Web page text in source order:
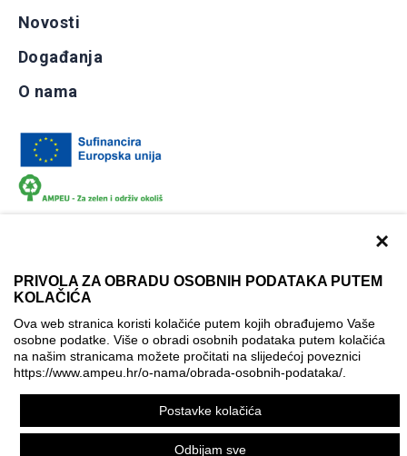
×
PRIVOLA ZA OBRADU OSOBNIH PODATAKA PUTEM
KOLAČIĆA
Ova web stranica koristi kolačiće putem kojih obrađujemo Vaše
osobne podatke. Više o obradi osobnih podataka putem kolačića
na našim stranicama možete pročitati na slijedećoj poveznici
https://www.ampeu.hr/o-nama/obrada-osobnih-podataka/
Postavke kolačića
Odbijam sve
Novosti
Događanja
O nama
Izjava o pristupačnosti
Politika korištenja kolačića
Postavke kolačića
Ova mrežna stranica je ostvarena uz financijsku potporu
Europske komisije. Ona izražava isključivo stajalište autora